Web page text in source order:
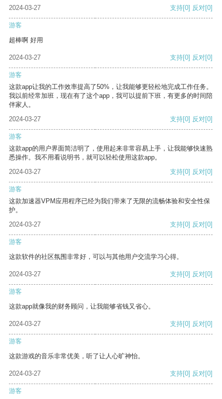
2024-03-27 支持[0] 反对[0]
游客
超棒啊 好用
2024-03-27 支持[0] 反对[0]
游客
这款app让我的工作效率提高了50%，让我能够更轻松地完成工作任务。
我以前经常加班，现在有了这个app，我可以提前下班，有更多的时间陪
伴家人。
2024-03-27
支持[0] 反对[0]
游客
这款app的用户界面简洁明了，使用起来非常容易上手，让我能够快速熟
悉操作。我不用看说明书，就可以轻松使用这款app。
2024-03-27
支持[0] 反对[0]
游客
这款加速器VPM应用程序已经为我们带来了无限的流畅体验和安全性保
护。
2024-03-27
支持[0] 反对[0]
游客
这款软件的社区氛围非常好，可以与其他用户交流学习心得。
2024-03-27 支持[0] 反对[0]
游客
这款app就像我的财务顾问，让我能够省钱又省心。
2024-03-27 支持[0] 反对[0]
游客
这款游戏的音乐非常优美，听了让人心旷神怡。
2024-03-27 支持[0] 反对[0]
游客